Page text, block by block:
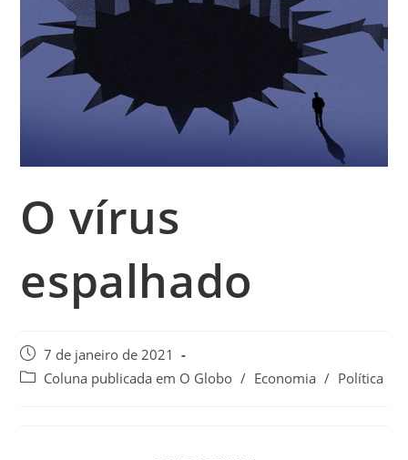
O vírus
espalhado
7 de janeiro de 2021
Coluna publicada em O Globo / Economia / Política